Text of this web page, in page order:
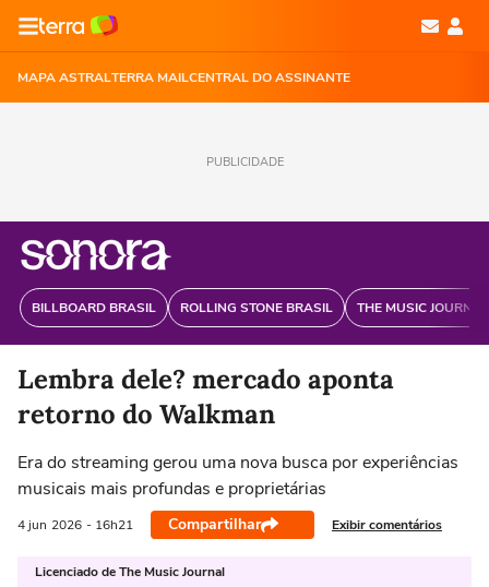
MAPA ASTRALTERRA MAILCENTRAL DO ASSINANTE
PUBLICIDADE
BILLBOARD BRASIL ROLLING STONE BRASIL THE MUSIC
Lembra dele? mercado aponta
retorno do Walkman
Era do streaming gerou uma nova busca por experiências
musicais mais profundas e proprietárias
4 jun 2026 - 16h21 Compartilhar Exibir comentários
Licenciado de The Music Journal